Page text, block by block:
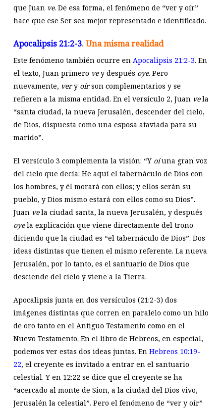
que Juan ve. De esa forma, el fenómeno de “ver y oír”
hace que ese Ser sea mejor representado e identificado.
Apocalipsis 21:2-3. Una misma realidad
Este fenómeno también ocurre en Apocalipsis 21:2-3. En
el texto, Juan primero vey después oye. Pero
nuevamente, very oírson complementarios y se
refieren a la misma entidad. En el versículo 2, Juan vela
“santa ciudad, la nueva Jerusalén, descender del cielo,
de Dios, dispuesta como una esposa ataviada para su
marido”.
El versículo 3 complementa la visión: “Y oíuna gran voz
del cielo que decía: He aquí el tabernáculo de Dios con
los hombres, y él morará con ellos; y ellos serán su
pueblo, y Dios mismo estará con ellos como su Dios”.
Juan vela ciudad santa, la nueva Jerusalén, y después
oyela explicación que viene directamente del trono
diciendo que la ciudad es “el tabernáculo de Dios”. Dos
ideas distintas que tienen el mismo referente. La nueva
Jerusalén, por lo tanto, es el santuario de Dios que
desciende del cielo y viene a la Tierra.
Apocalipsis junta en dos versículos (21:2-3) dos
imágenes distintas que corren en paralelo como un hilo
de oro tanto en el Antiguo Testamento como en el
Nuevo Testamento. En el libro de Hebreos, en especial,
podemos ver estas dos ideas juntas. En Hebreos 10:19-
22, el creyente es invitado a entrar en el santuario
celestial. Y en 12:22 se dice que el creyente se ha
“acercado al monte de Sion, a la ciudad del Dios vivo,
Jerusalén la celestial”. Pero el fenómeno de “ver y oír”